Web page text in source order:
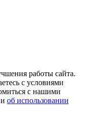
работы сайта.
с условиями
с нашими
и об использовании